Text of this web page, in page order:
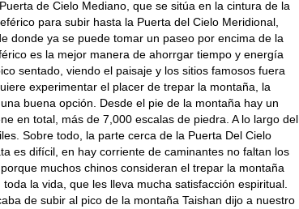
de Cielo Mediano, que se sitúa en la cintura de la
para subir hasta la Puerta del Cielo Meridional,
donde ya se puede tomar un paseo por encima de la
es la mejor manera de ahorrgar tiempo y energía
sentado, viendo el paisaje y los sitios famosos fuera
experimentar el placer de trepar la montaña, la
buena opción. Desde el pie de la montaña hay un
en total, más de 7,000 escalas de piedra. A lo largo del
Sobre todo, la parte cerca de la Puerta Del Cielo
es difícil, en hay corriente de caminantes no faltan los
muchos chinos consideran el trepar la montaña
la vida, que les lleva mucha satisfacción espiritual.
de subir al pico de la montaña Taishan dijo a nuestro